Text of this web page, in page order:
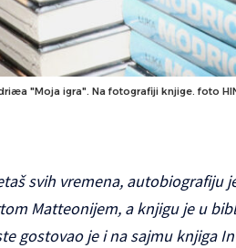
"Moja igra". Na fotografiji knjige. foto
svih vremena, autobiografiju
Matteonijem, a knjigu je u
gostovao je i na sajmu knjiga